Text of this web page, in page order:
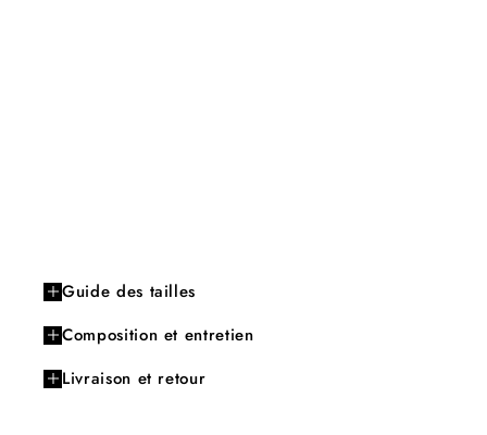
Guide des tailles
Composition et entretien
Livraison et retour